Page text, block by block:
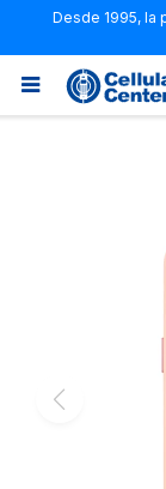
Desde 1995, la
